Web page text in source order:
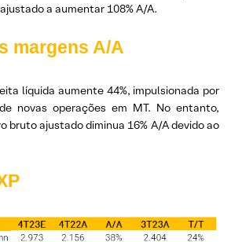
a aumentar 108% A/A.
margens A/A
líquida aumente 44%, impulsionada por
novas operações em MT. No entanto,
bruto ajustado diminua 16% A/A devido ao